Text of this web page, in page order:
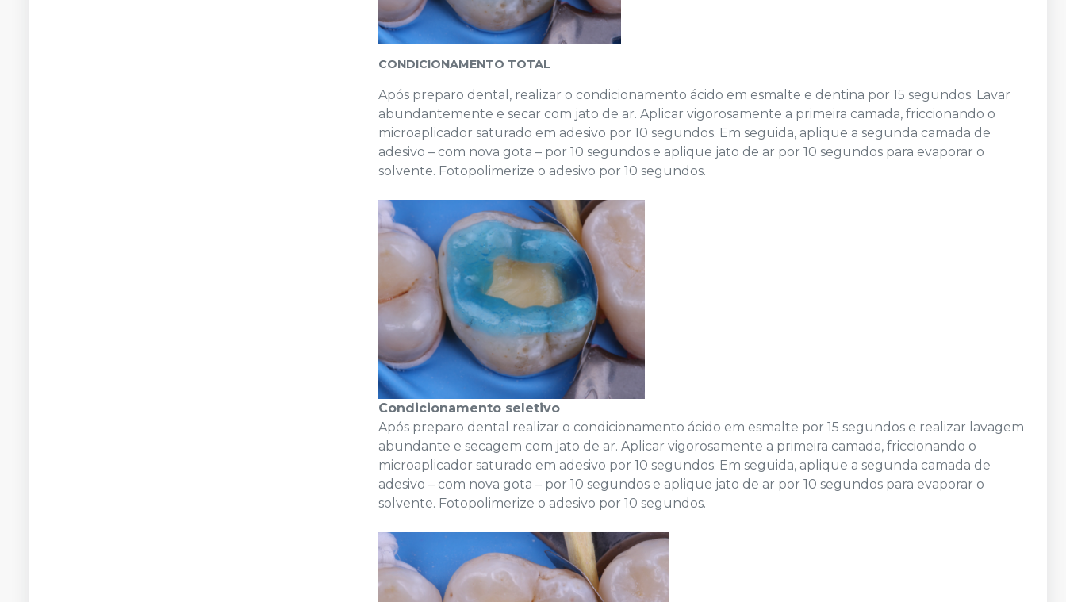
CONDICIONAMENTO TOTAL
Após preparo dental, realizar o condicionamento ácido em esmalte e dentina por 15 segundos. Lavar
abundantemente e secar com jato de ar. Aplicar vigorosamente a primeira camada, friccionando o
microaplicador saturado em adesivo por 10 segundos. Em seguida, aplique a segunda camada de
adesivo – com nova gota – por 10 segundos e aplique jato de ar por 10 segundos para evaporar o
solvente. Fotopolimerize o adesivo por 10 segundos.
Condicionamento seletivo
Após preparo dental realizar o condicionamento ácido em esmalte por 15 segundos e realizar lavagem
abundante e secagem com jato de ar. Aplicar vigorosamente a primeira camada, friccionando o
microaplicador saturado em adesivo por 10 segundos. Em seguida, aplique a segunda camada de
adesivo – com nova gota – por 10 segundos e aplique jato de ar por 10 segundos para evaporar o
solvente. Fotopolimerize o adesivo por 10 segundos.